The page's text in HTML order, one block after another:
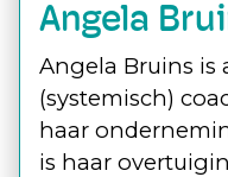
Angela
Angela Bruins is
(systemisch)
haar
is haar